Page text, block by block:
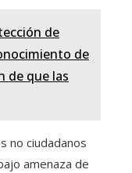
de
de
de que las
no ciudadanos
amenaza de